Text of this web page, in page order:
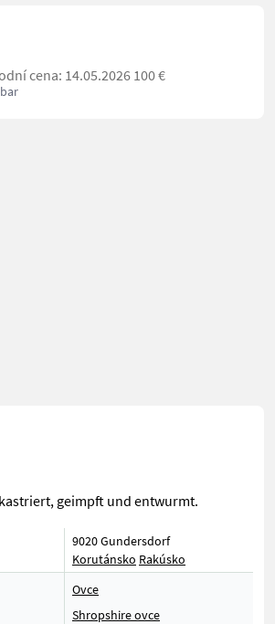
cena: 14.05.2026 100 €
geimpft und entwurmt.
9020 Gundersdorf
Korutánsko Rakúsko
Ovce
Shropshire ovce